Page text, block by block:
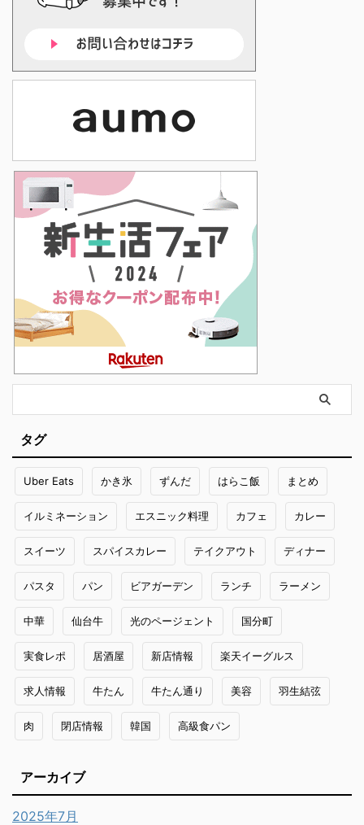
タグ
Uber Eats かき氷 ずんだ はらこ飯 まとめ
イルミネーション エスニック料理 カフェ カレー
スイーツ スパイスカレー テイクアウト ディナー
パスタ パン ビアガーデン ランチ ラーメン
中華 仙台牛 光のページェント 国分町
実食レポ 居酒屋 新店情報 楽天イーグルス
求人情報 牛たん 牛たん通り 美容 羽生結弦
肉 閉店情報 韓国 高級食パン
アーカイブ
2025年7月